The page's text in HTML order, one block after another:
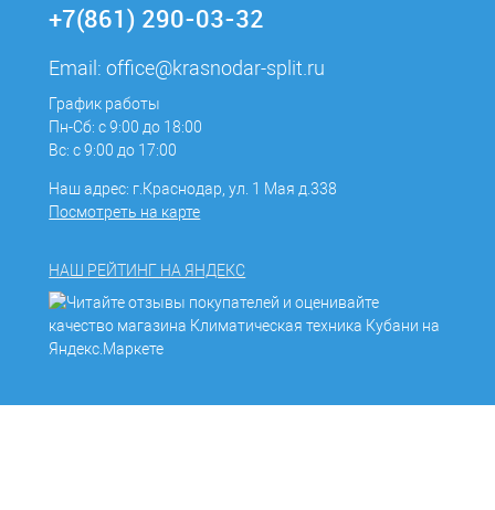
+7(861) 290-03-32
Email:office@krasnodar-split.ru
График работы
Пн-Сб: с 9:00 до 18:00
Вс: с 9:00 до 17:00
Наш адрес: г.Краснодар, ул. 1 Мая д.338
Посмотреть на карте
НАШ РЕЙТИНГ НА ЯНДЕКС